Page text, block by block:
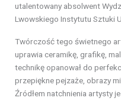
utalentowany absolwent
Lwowskiego Instytutu Sztuki
Twórczość tego świetnego
uprawia ceramikę, grafikę,
technikę opanował do
przepiękne pejzaże, obrazy
Źródłem natchnienia artysty